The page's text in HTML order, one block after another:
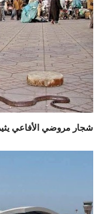
شجار مروضي الأفاعي